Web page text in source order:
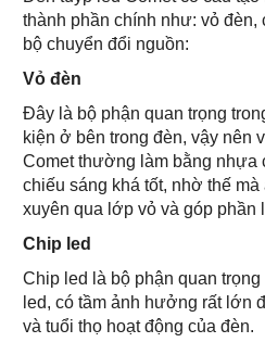
thành phần chính như: vỏ đèn,
bộ chuyển đổi nguồn:
Vỏ đèn
Đây là bộ phận quan trọng
kiện ở bên trong đèn, vậy nên
Comet thường làm bằng nhựa
chiếu sáng khá tốt, nhờ thế
xuyên qua lớp vỏ và góp phần
Chip led
Chip led là bộ phận quan
led, có tầm ảnh hưởng rất lớn
và tuổi thọ hoạt động của đèn.